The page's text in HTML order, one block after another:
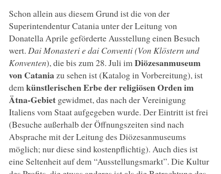
Schon allein aus diesem Grund ist die von der
Superintendentur Catania unter der Leitung von
Donatella Aprile geförderte Ausstellung einen Besuch
wert. Dai Monasteri e dai Conventi (Von Klöstern und
Konventen), die bis zum 28. Juli im Diözesanmuseum
vonCatania zu sehen ist (Katalog in Vorbereitung), ist
dem künstlerischen Erbe der religiösen Orden im
Ätna-Gebiet gewidmet, das nach der Vereinigung
Italiens vom Staat aufgegeben wurde. Der Eintritt ist frei
(Besuche außerhalb der Öffnungszeiten sind nach
Absprache mit der Leitung des Diözesanmuseums
möglich; nur diese sind kostenpflichtig). Auch dies ist
eine Seltenheit auf dem “Ausstellungsmarkt”. Die Kultur